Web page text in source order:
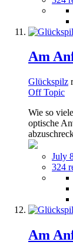
Am
Glückspilz
Off Topic
Wie so
optische
July
324
Am